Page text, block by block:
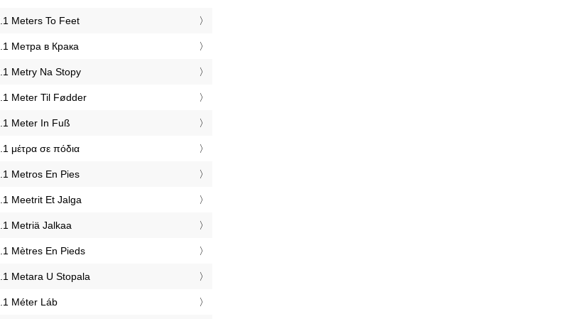
Meters To Feet
Метра в Крака
Metry Na Stopy
Meter Til Fødder
Meter In Fuß
μέτρα σε πόδια
Metros En Pies
Meetrit Et Jalga
Metriä Jalkaa
Mètres En Pieds
Metara U Stopala
Méter Láb